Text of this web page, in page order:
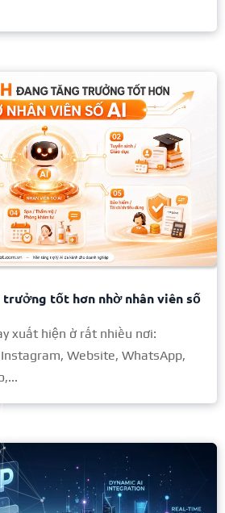
trưởng tốt hơn nhờ nhân viên số
xuất hiện ở rất nhiều nơi:
Website, WhatsApp,